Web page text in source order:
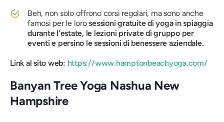
Beh, non solo offrono corsi regolari, ma sono anche
famosi per le lorosessioni gratuite di yoga in spiaggia
durante l'estate, le lezioni private di gruppo per
eventi e persino le sessioni di benessere aziendale.
Link al sito web: https://www.hamptonbeachyoga.com/
Banyan Tree Yoga Nashua New
Hampshire